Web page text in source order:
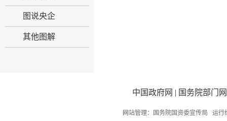
图说央企
其他图解
中国政府网 | 国务院部门
网站管理：国务院国资委宣传局 运